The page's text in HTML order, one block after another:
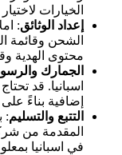
الخيارات
إعداد الوثائق:
الشحن وقائمة
محتوى الهدية
الجمارك
اسبانيا. قد
إضافية بناءً
التتبع والتسليم:
المقدمة من
في اسبانيا